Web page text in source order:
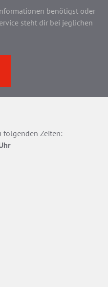
benötigst oder
steht dir bei jeglichen
folgenden Zeiten: